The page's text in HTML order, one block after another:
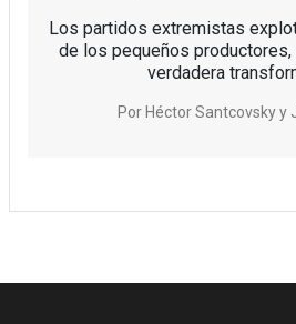
Los partidos extremistas
de los pequeños
verdadera
Por Héctor Santcovsky y